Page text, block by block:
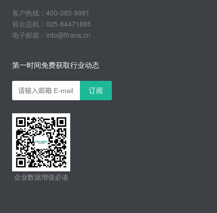
客户热线：400-083-9981
前台总机：025-84471885
电子邮箱：info@ftrans.cn
第一时间免费获取行业动态
企业数据增值必读